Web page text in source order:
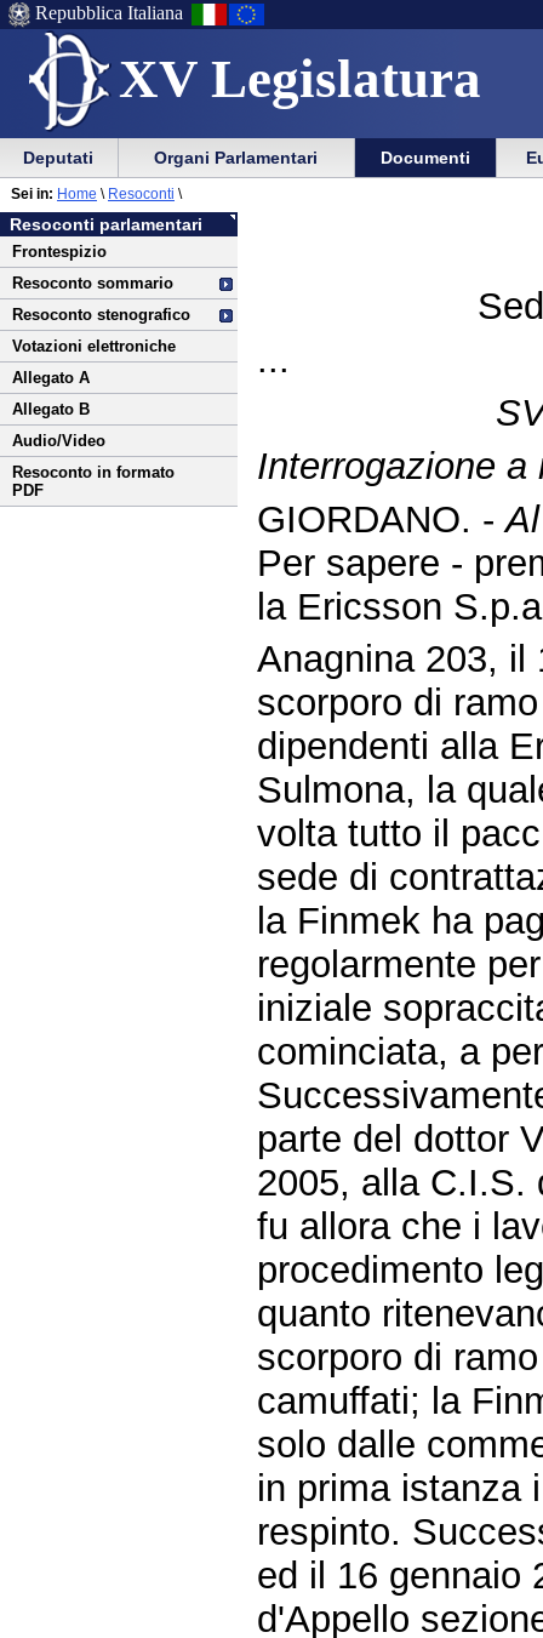
XV Legislatura
Menu
di
ausilio
alla
navigazione
Vai
Menu
di
navigazione
principale
Repubblica Italiana
Menu
di
navigazione
principale
Vai
menu
di
sezione
Deputati Organi Parlamentari Documenti
Vai
al
contenuto
Resoconti parlamentari
Frontespizio
Resoconto sommario
Resoconto stenografico
Votazioni elettroniche
Allegato A
Allegato B
Audio/Video
Resoconto in formato
PDF
Sei in: Home \ Resoconti \
...
Interrogazione
GIORDANO. -
Per sapere -
la Ericsson
Anagnina 203, il
scorporo di
dipendenti alla
Sulmona, la
volta tutto il
sede di
la Finmek ha
regolarmente
iniziale
cominciata, a
parte del dottor
2005, alla C.I.S.
fu allora che i
procedimento
quanto
scorporo di
camuffati; la
solo dalle
in prima istanza
respinto.
ed il 16 gennaio
d'Appello